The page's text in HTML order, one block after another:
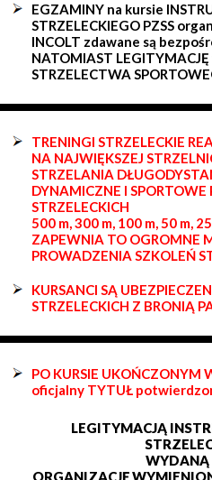
EGZAMINY na kursie
STRZELECKIEGO PZSS
INCOLT zdawane są
NATOMIAST
STRZELECTWA
TRENINGI STRZELECKIE
NA NAJWIĘKSZEJ
STRZELANIA
DYNAMICZNE I
STRZELECKICH
500 m, 300 m, 100 m, 50 m,
ZAPEWNIA TO OGROMNE
PROWADZENIA SZKOLEŃ
KURSANCI SĄ
STRZELECKICH Z BRONIĄ
PO KURSIE UKOŃCZONYM
oficjalny TYTUŁ
LEGITYMACJĄ
WYDANĄ
ORGANIZACJĘ